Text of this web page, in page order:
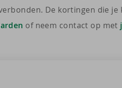
De kortingen die
of neem contact op met